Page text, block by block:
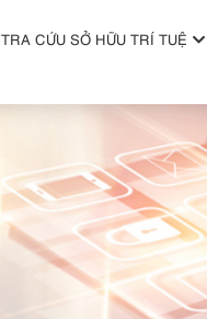
TRA CỨU SỞ HỮU TRÍ TUỆ